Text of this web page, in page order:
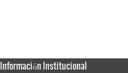
Información Institucional